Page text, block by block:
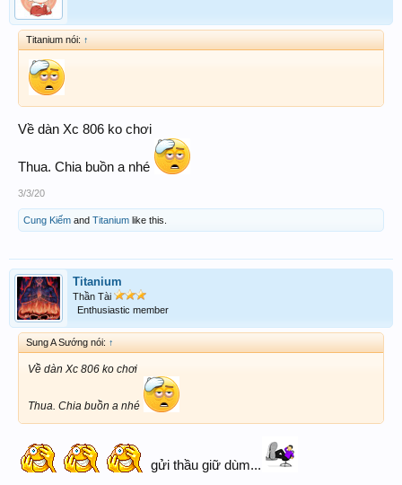
Titanium nói: ↑
Về dàn Xc 806 ko chơi
Thua. Chia buồn a nhé
3/3/20
Cung Kiếm and Titanium like this.
Titanium
Thần Tài
Enthusiastic member
Sung A Sướng nói: ↑
Về dàn Xc 806 ko chơi
Thua. Chia buồn a nhé
gửi thầu giữ dùm...